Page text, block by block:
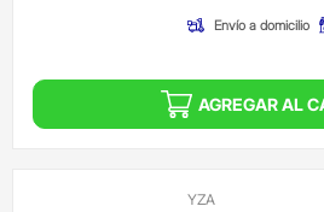
Envío a domicilio
AGREGAR AL
YZA